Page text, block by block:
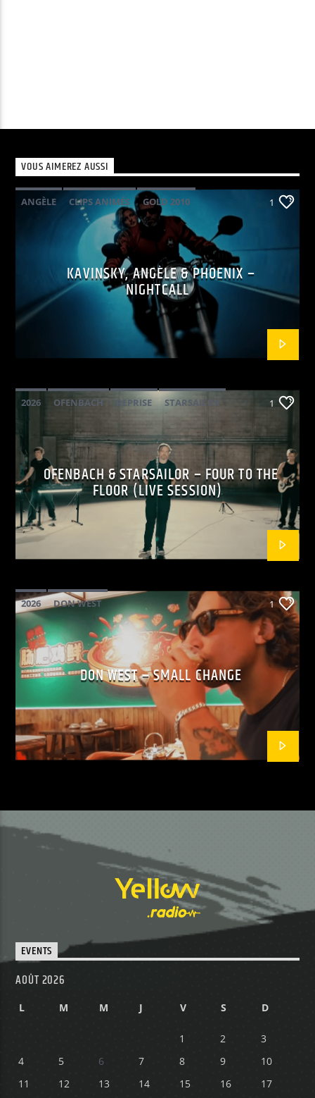
VOUS AIMEREZ AUSSI
ANGÈLE CLIPS ANIMÉS
GOLD 2010
PHOENIX POP ELECTRO
1
KAVINSKY, ANGÈLE & PHOENIX –
NIGHTCALL
2026 OFENBACH REPRISE STARSAILOR 1
OFENBACH & STARSAILOR – FOUR TO THE
FLOOR (LIVE SESSION)
2026
DON WEST
MAINSQUARE FESTIVAL 2026
POP
1
DON WEST – SMALL CHANGE
EVENTS
AOÛT 2026
L M M J V S D
1 2
3
4
5 6 7 8 9
10
11
12 13 14 15 16
17